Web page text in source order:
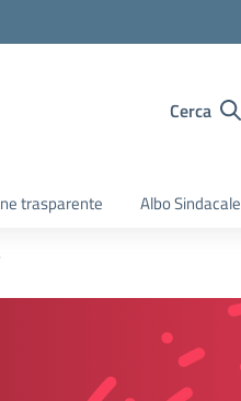
Cerca
trasparente Albo Sindacale